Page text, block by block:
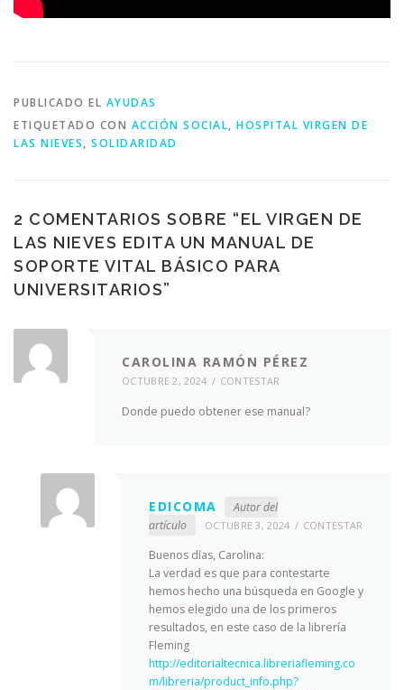
PUBLICADO EL AYUDAS
ETIQUETADO CON ACCIÓN SOCIAL, HOSPITAL VIRGEN DE
LAS NIEVES, SOLIDARIDAD
2 COMENTARIOS SOBRE “EL VIRGEN DE
LAS NIEVES EDITA UN MANUAL DE
SOPORTE VITAL BÁSICO PARA
UNIVERSITARIOS”
CAROLINA RAMÓN PÉREZ
OCTUBRE 2, 2024 CONTESTAR
Donde puedo obtener ese manual?
EDICOMA
Autor del
artículo
OCTUBRE 3, 2024 CONTESTAR
Buenos días, Carolina:
La verdad es que para contestarte
hemos hecho una búsqueda en Google y
hemos elegido una de los primeros
resultados, en este caso de la librería
Fleming
http://editorialtecnica.libreriafleming.co
m/libreria/product_info.php?